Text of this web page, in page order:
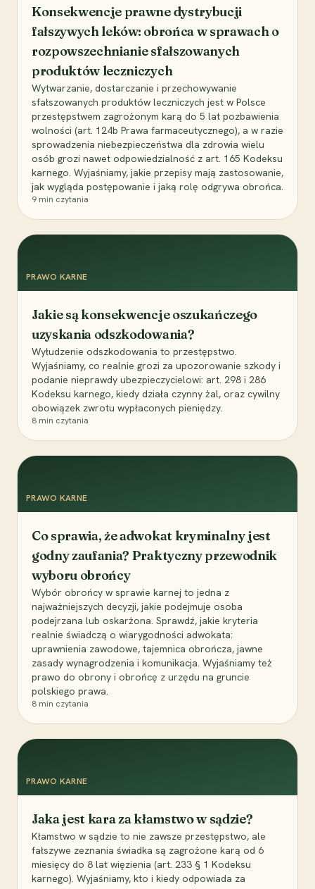
Konsekwencje prawne dystrybucji
fałszywych leków: obrońca w sprawach o
rozpowszechnianie sfałszowanych
produktów leczniczych
Wytwarzanie, dostarczanie i przechowywanie
sfałszowanych produktów leczniczych jest w Polsce
przestępstwem zagrożonym karą do 5 lat pozbawienia
wolności (art. 124b Prawa farmaceutycznego), a w razie
sprowadzenia niebezpieczeństwa dla zdrowia wielu
osób grozi nawet odpowiedzialność z art. 165 Kodeksu
karnego. Wyjaśniamy, jakie przepisy mają zastosowanie,
jak wygląda postępowanie i jaką rolę odgrywa obrońca.
9 min czytania
PRAWO KARNE
Jakie są konsekwencje oszukańczego
uzyskania odszkodowania?
Wyłudzenie odszkodowania to przestępstwo.
Wyjaśniamy, co realnie grozi za upozorowanie szkody i
podanie nieprawdy ubezpieczycielowi: art. 298 i 286
Kodeksu karnego, kiedy działa czynny żal, oraz cywilny
obowiązek zwrotu wypłaconych pieniędzy.
8 min czytania
PRAWO KARNE
Co sprawia, że adwokat kryminalny jest
godny zaufania? Praktyczny przewodnik
wyboru obrońcy
Wybór obrońcy w sprawie karnej to jedna z
najważniejszych decyzji, jakie podejmuje osoba
podejrzana lub oskarżona. Sprawdź, jakie kryteria
realnie świadczą o wiarygodności adwokata:
uprawnienia zawodowe, tajemnica obrończa, jawne
zasady wynagrodzenia i komunikacja. Wyjaśniamy też
prawo do obrony i obrońcę z urzędu na gruncie
polskiego prawa.
8 min czytania
PRAWO KARNE
Jaka jest kara za kłamstwo w sądzie?
Kłamstwo w sądzie to nie zawsze przestępstwo, ale
fałszywe zeznania świadka są zagrożone karą od 6
miesięcy do 8 lat więzienia (art. 233 § 1 Kodeksu
karnego). Wyjaśniamy, kto i kiedy odpowiada za